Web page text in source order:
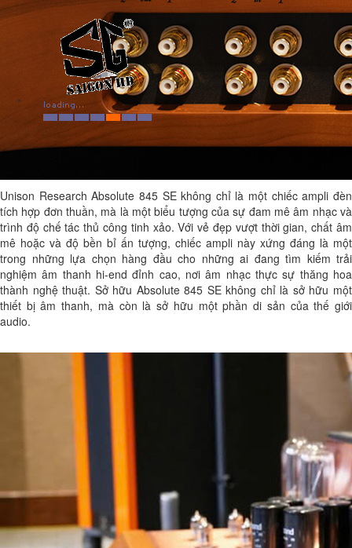
Unison Research Absolute 845 SE không chỉ là một chiếc ampli đèn
tích hợp đơn thuần, mà là một biểu tượng của sự đam mê âm nhạc và
trình độ chế tác thủ công tinh xảo. Với vẻ đẹp vượt thời gian, chất âm
mê hoặc và độ bền bỉ ấn tượng, chiếc ampli này xứng đáng là một
trong những lựa chọn hàng đầu cho những ai đang tìm kiếm trải
nghiệm âm thanh hi-end đỉnh cao, nơi âm nhạc thực sự thăng hoa
thành nghệ thuật. Sở hữu Absolute 845 SE không chỉ là sở hữu một
thiết bị âm thanh, mà còn là sở hữu một phần di sản của thế giới
audio.